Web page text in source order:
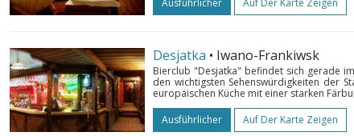
Ausführlicher
Auf Der Karte Zeigen
Desjatka • Iwano-Frankiwsk
Bierclub "Desjatka" befindet sich gerade
den wichtigsten Sehenswürdigkeiten der
europäischen Küche mit einer starken
Ausführlicher
Auf Der Karte Zeigen